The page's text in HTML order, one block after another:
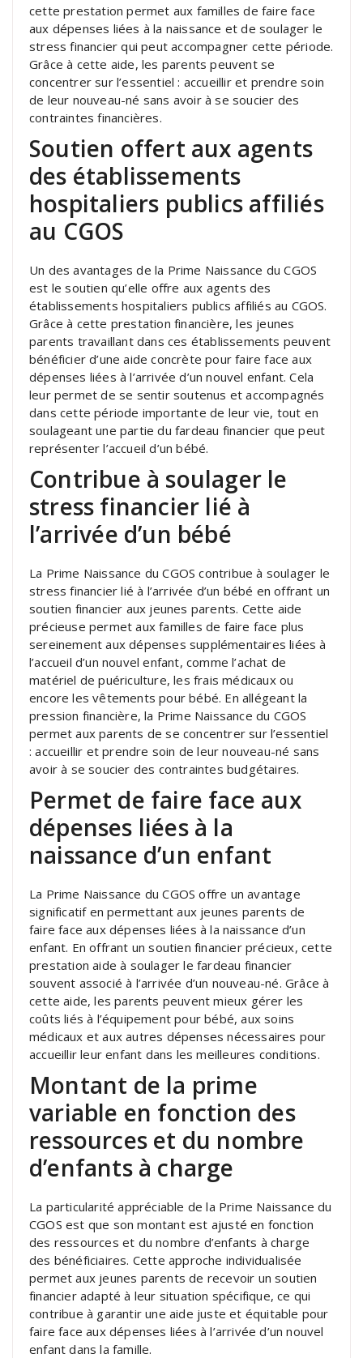
cette prestation permet aux familles de faire face
aux dépenses liées à la naissance et de soulager le
stress financier qui peut accompagner cette période.
Grâce à cette aide, les parents peuvent se
concentrer sur l’essentiel : accueillir et prendre soin
de leur nouveau-né sans avoir à se soucier des
contraintes financières.
Soutien offert aux agents
des établissements
hospitaliers publics affiliés
au CGOS
Un des avantages de la Prime Naissance du CGOS
est le soutien qu’elle offre aux agents des
établissements hospitaliers publics affiliés au CGOS.
Grâce à cette prestation financière, les jeunes
parents travaillant dans ces établissements peuvent
bénéficier d’une aide concrète pour faire face aux
dépenses liées à l’arrivée d’un nouvel enfant. Cela
leur permet de se sentir soutenus et accompagnés
dans cette période importante de leur vie, tout en
soulageant une partie du fardeau financier que peut
représenter l’accueil d’un bébé.
Contribue à soulager le
stress financier lié à
l’arrivée d’un bébé
La Prime Naissance du CGOS contribue à soulager le
stress financier lié à l’arrivée d’un bébé en offrant un
soutien financier aux jeunes parents. Cette aide
précieuse permet aux familles de faire face plus
sereinement aux dépenses supplémentaires liées à
l’accueil d’un nouvel enfant, comme l’achat de
matériel de puériculture, les frais médicaux ou
encore les vêtements pour bébé. En allégeant la
pression financière, la Prime Naissance du CGOS
permet aux parents de se concentrer sur l’essentiel
: accueillir et prendre soin de leur nouveau-né sans
avoir à se soucier des contraintes budgétaires.
Permet de faire face aux
dépenses liées à la
naissance d’un enfant
La Prime Naissance du CGOS offre un avantage
significatif en permettant aux jeunes parents de
faire face aux dépenses liées à la naissance d’un
enfant. En offrant un soutien financier précieux, cette
prestation aide à soulager le fardeau financier
souvent associé à l’arrivée d’un nouveau-né. Grâce à
cette aide, les parents peuvent mieux gérer les
coûts liés à l’équipement pour bébé, aux soins
médicaux et aux autres dépenses nécessaires pour
accueillir leur enfant dans les meilleures conditions.
Montant de la prime
variable en fonction des
ressources et du nombre
d’enfants à charge
La particularité appréciable de la Prime Naissance du
CGOS est que son montant est ajusté en fonction
des ressources et du nombre d’enfants à charge
des bénéficiaires. Cette approche individualisée
permet aux jeunes parents de recevoir un soutien
financier adapté à leur situation spécifique, ce qui
contribue à garantir une aide juste et équitable pour
faire face aux dépenses liées à l’arrivée d’un nouvel
enfant dans la famille.